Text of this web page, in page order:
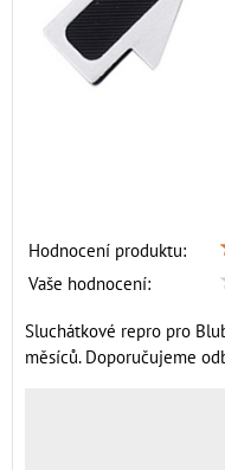
Hodnocení produktu:
Vaše hodnocení:
Sluchátkové repro pro
měsíců. Doporučujeme